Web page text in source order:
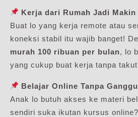
Kerja dari Rumah Jadi Makin
Buat lo yang kerja remote atau
koneksi stabil itu wajib banget!
murah 100 ribuan per bulan, lo
yang cukup buat kerja tanpa
Belajar Online Tanpa
Anak lo butuh akses ke materi
sendiri suka ikutan kursus online?